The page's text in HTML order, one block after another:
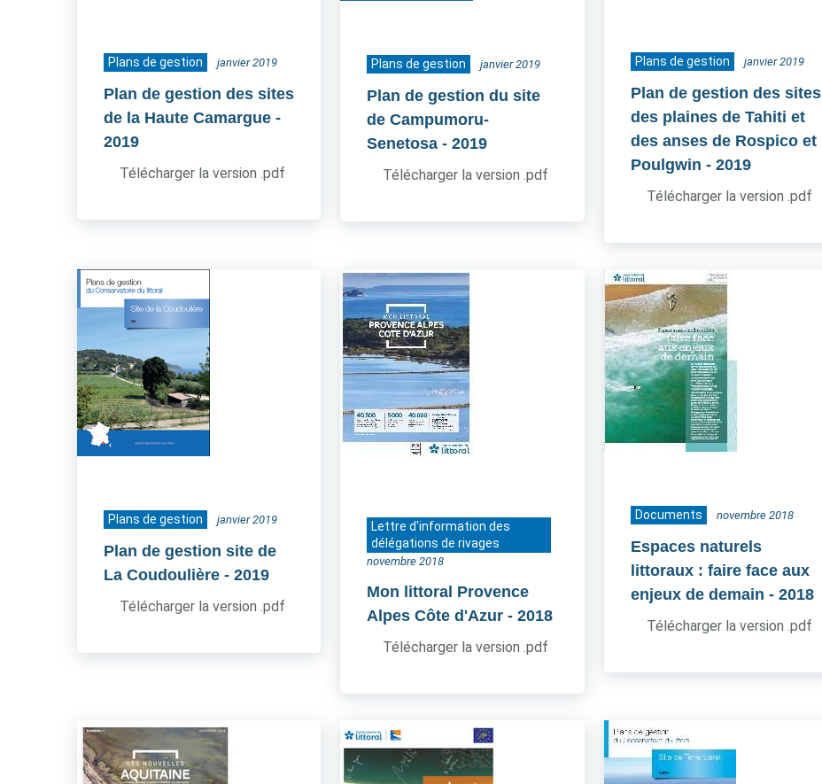
Plans de gestion janvier 2019
Plan de gestion des sites
de la Haute Camargue -
2019
Télécharger la version .pdf
Plans de gestion janvier 2019
Plan de gestion du site
de Campumoru-
Senetosa - 2019
Télécharger la version .pdf
Plans de gestion janvier 2019
Plan de gestion des sites
des plaines de Tahiti et
des anses de Rospico et
Poulgwin - 2019
Télécharger la version .pdf
Plans de gestion janvier 2019
Plan de gestion site de
La Coudoulière - 2019
Télécharger la version .pdf
Lettre d'information des
délégations de rivages
novembre 2018
Mon littoral Provence
Alpes Côte d'Azur - 2018
Télécharger la version .pdf
Documents novembre 2018
Espaces naturels
littoraux : faire face aux
enjeux de demain - 2018
Télécharger la version .pdf